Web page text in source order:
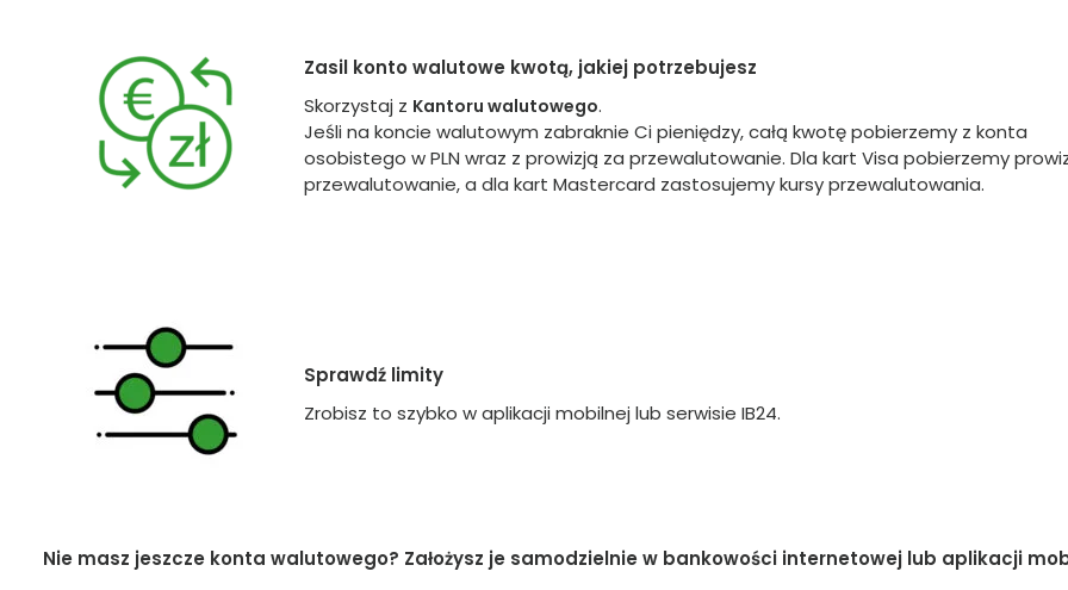
Zasil konto walutowe kwotą, jakiej potrzebujesz
Skorzystaj z Kantoru walutowego.
Jeśli na koncie walutowym zabraknie Ci pieniędzy, całą kwotę pobierzemy z konta
osobistego w PLN wraz z prowizją za przewalutowanie. Dla kart Visa pobierzemy
przewalutowanie, a dla kart Mastercard zastosujemy kursy przewalutowania.
Sprawdź limity
Zrobisz to szybko w aplikacji mobilnej lub serwisie IB24.
Nie masz jeszcze konta walutowego? Założysz je samodzielnie w bankowości internetowej lub aplikacji